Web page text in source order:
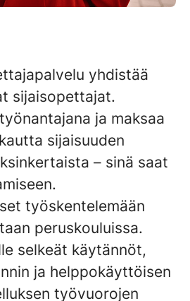
yhdistää
sijaisopettajat.
ja maksaa
sijaisuuden
– sinä saat
työskentelemään
peruskouluissa.
selkeät käytännöt,
ja helppokäyttöisen
työvuorojen